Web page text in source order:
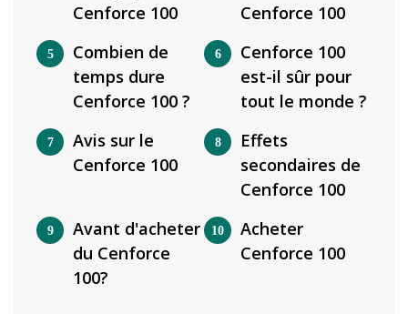
Cenforce 100
Cenforce 100
Combien de
temps dure
Cenforce 100 ?
Cenforce 100
est-il sûr pour
tout le monde ?
Avis sur le
Cenforce 100
Effets
secondaires de
Cenforce 100
Avant d'acheter
du Cenforce
100?
Acheter
Cenforce 100